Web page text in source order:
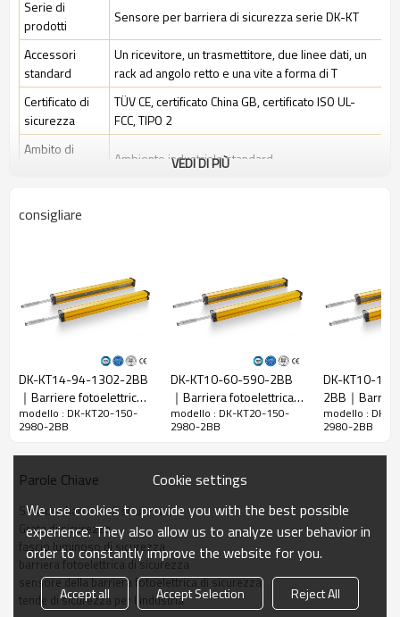
Serie di
prodotti
Sensore per barriera di sicurezza serie DK-KT
Accessori
standard
Un ricevitore, un trasmettitore, due linee dati, un
rack ad angolo retto e una vite a forma di T
Certificato di
sicurezza
TÜV CE, certificato China GB, certificato ISO UL-
FCC, TIPO 2
Ambito di
Ambiente industriale standard
Caratteristiche
precisione
28 mm
Quantità di
Raggio
d'azione
2980 millimetri
Taglia del
29mm*29mm*L, L è la lunghezza dell'emettitore e
Distanza di
rilevamento
30-6000mm
Tempo di
risposta
≤15 ms
Dati meccanici
Materiale
VEDI DI PIÙ
consigliare
DK-KT14-94-1302-2BB
｜Barriere fotoelettriche
｜DADISICK
modello : DK-KT20-150-
2980-2BB
DK-KT10-60-590-2BB
｜Barriera fotoelettrica
di sicurezza｜DADISICK
modello : DK-KT20-150-
2980-2BB
DK-KT10-
2BB｜
di sicurezza｜
modello : DK-
2980-2BB
Parole Chiave
Sensore barriera di sicurezza
Grata di sicurezza
fascio luminoso di sicurezza
barriera fotoelettrica di sicurezza
sensore della barriera fotoelettrica di sicurezza
tende di sicurezza per l'industria
Cookie settings
We use cookies to provide you with the best possible
experience. They also allow us to analyze user behavior in
order to constantly improve the website for you.
Accept all Accept Selection Reject All